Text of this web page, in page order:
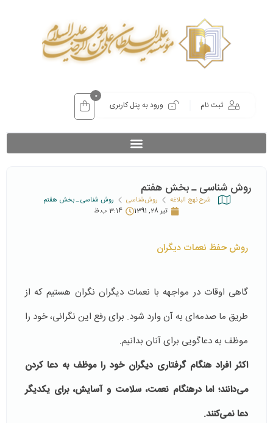
ثبت نام ورود به پنل کاربری
0
روش شناسی ـ بخش هفتم
شرح نهج البلاغه روش‌شناسی
روش شناسی ـ بخش هفتم
تیر 28, 1391
3:14 ب.ظ
روش حفظ نعمات دیگران
گاهی اوقات در مواجهه با نعمات دیگران نگران هستیم که از
طریق ما صدمه‌ای به آن وارد شود. برای رفع این نگرانی، خود را
موظف به دعاگویی برای آنان بدانیم.
اکثر افراد هنگام گرفتاری دیگران خود را موظف به دعا کردن
می‌دانند؛ اما درهنگام نعمت، سلامت و آسایش، برای یکدیگر
دعا نمی‌کنند.